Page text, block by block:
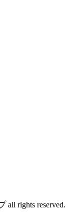
rights reserved.